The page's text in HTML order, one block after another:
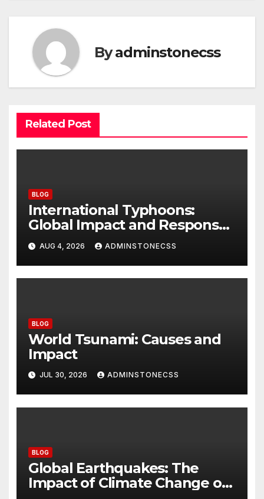
Byadminstonecss
Related Post
BLOG
International Typhoons:
Global Impact and Response
to Disasters
AUG 4, 2026 ADMINSTONECSS
BLOG
World Tsunami: Causes and
Impact
JUL 30, 2026 ADMINSTONECSS
BLOG
Global Earthquakes: The
Impact of Climate Change on